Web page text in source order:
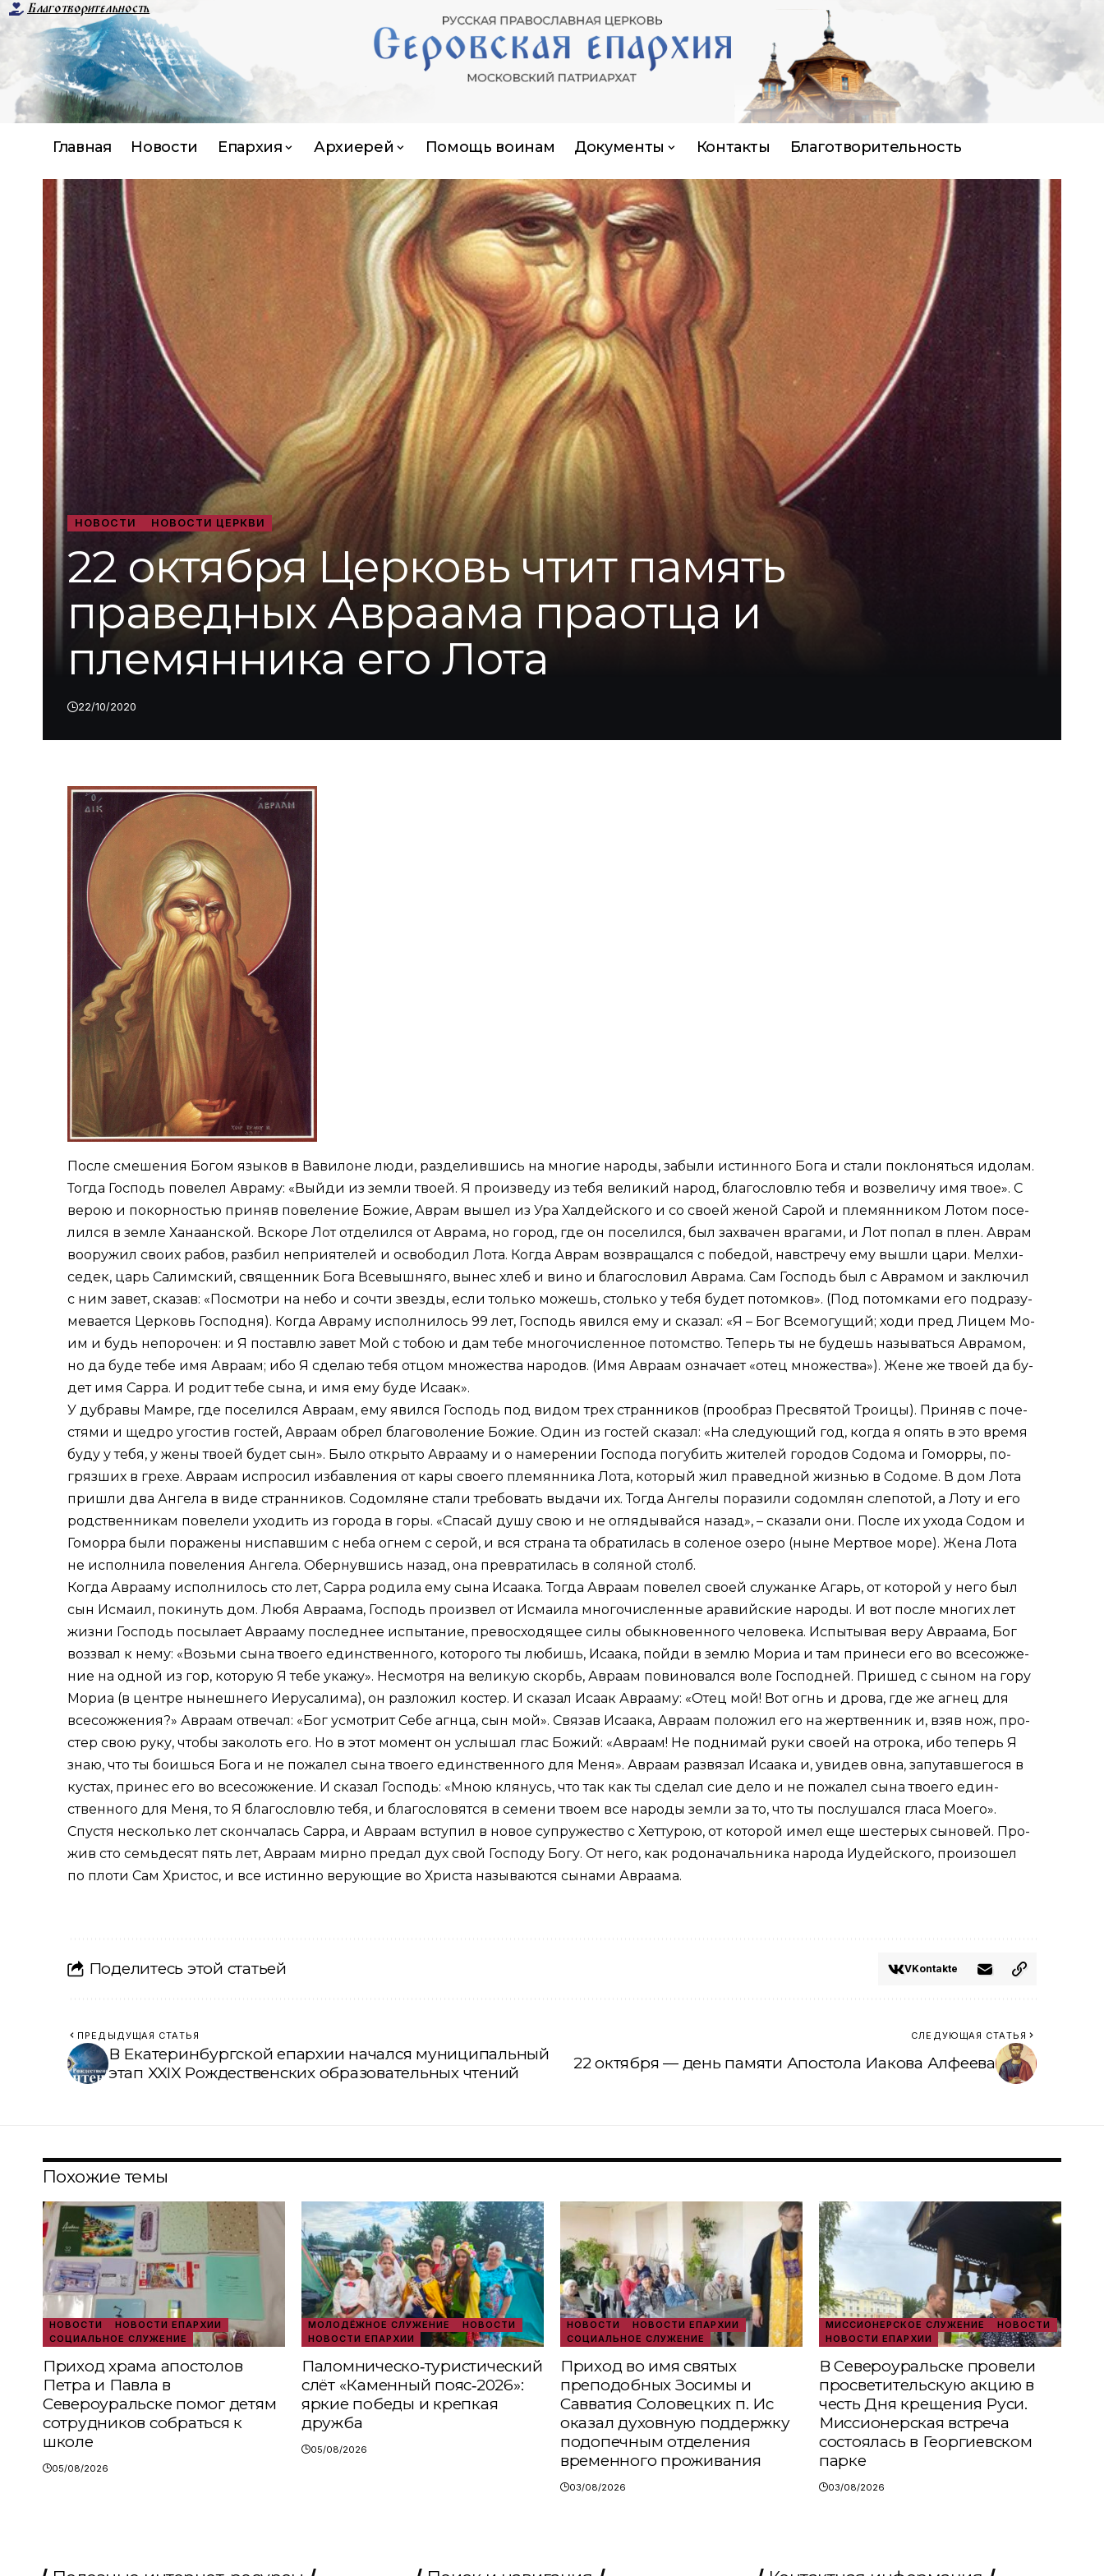
Благотворительность
Главная Новости Епархия Архиерей Помощь воинам Документы Контакты Благотворительность
НОВОСТИ НОВОСТИ ЦЕРКВИ
22 октября Церковь чтит память
праведных Авраама праотца и
племянника его Лота
22/10/2020
По­сле сме­ше­ния Бо­гом язы­ков в Ва­ви­лоне лю­ди, раз­де­лив­шись на мно­гие на­ро­ды, за­бы­ли ис­тин­но­го Бо­га и ста­ли по­кло­нять­ся идо­лам.
То­гда Гос­подь по­ве­лел Ав­ра­му: «Вый­ди из зем­ли тво­ей. Я про­из­ве­ду из те­бя ве­ли­кий на­род, бла­го­слов­лю те­бя и воз­ве­ли­чу имя твое». С
ве­рою и по­кор­но­стью при­няв по­ве­ле­ние Бо­жие, Ав­рам вы­шел из Ура Хал­дей­ско­го и со сво­ей же­ной Са­рой и пле­мян­ни­ком Ло­том по­се­
лил­ся в зем­ле Ха­на­ан­ской. Вско­ре Лот от­де­лил­ся от Ав­ра­ма, но го­род, где он по­се­лил­ся, был за­хва­чен вра­га­ми, и Лот по­пал в плен. Ав­рам
во­ору­жил сво­их ра­бов, раз­бил непри­я­те­лей и осво­бо­дил Ло­та. Ко­гда Ав­рам воз­вра­щал­ся с по­бе­дой, на­встре­чу ему вы­шли ца­ри. Мел­хи­
се­дек, царь Са­лим­ский, свя­щен­ник Бо­га Все­выш­ня­го, вы­нес хлеб и ви­но и бла­го­сло­вил Ав­ра­ма. Сам Гос­подь был с Ав­ра­мом и за­клю­чил
с ним за­вет, ска­зав: «По­смот­ри на небо и со­чти звез­ды, ес­ли толь­ко мо­жешь, столь­ко у те­бя бу­дет по­том­ков». (Под по­том­ка­ми его под­ра­зу­
ме­ва­ет­ся Цер­ковь Гос­под­ня). Ко­гда Ав­ра­му ис­пол­ни­лось 99 лет, Гос­подь явил­ся ему и ска­зал: «Я – Бог Все­мо­гу­щий; хо­ди пред Ли­цем Мо­
им и будь непо­ро­чен: и Я по­став­лю за­вет Мой с то­бою и дам те­бе мно­го­чис­лен­ное потом­ство. Те­перь ты не бу­дешь на­зы­вать­ся Ав­ра­мом,
но да бу­де те­бе имя Ав­ра­ам; ибо Я сде­лаю те­бя от­цом мно­же­ства на­ро­дов. (Имя Ав­ра­ам озна­ча­ет «отец мно­же­ства»). Жене же тво­ей да бу­
дет имя Сар­ра. И ро­дит те­бе сы­на, и имя ему бу­де Иса­ак».
У дуб­ра­вы Ма­м­ре, где по­се­лил­ся Ав­ра­ам, ему явил­ся Гос­подь под ви­дом трех стран­ни­ков (про­об­раз Пре­свя­той Тро­и­цы). При­няв с по­че­
стя­ми и щед­ро уго­стив го­стей, Ав­ра­ам об­рел бла­го­во­ле­ние Бо­жие. Один из го­стей ска­зал: «На сле­ду­ю­щий год, ко­гда я опять в это вре­мя
бу­ду у те­бя, у же­ны тво­ей бу­дет сын». Бы­ло от­кры­то Ав­ра­аму и о на­ме­ре­нии Гос­по­да по­гу­бить жи­те­лей го­ро­дов Со­до­ма и Го­мор­ры, по­
гряз­ших в гре­хе. Ав­ра­ам ис­про­сил из­бав­ле­ния от ка­ры сво­е­го пле­мян­ни­ка Ло­та, ко­то­рый жил пра­вед­ной жиз­нью в Со­до­ме. В дом Ло­та
при­шли два Ан­ге­ла в ви­де стран­ни­ков. Со­дом­ляне ста­ли тре­бо­вать вы­да­чи их. То­гда Ан­ге­лы по­ра­зи­ли со­дом­лян сле­по­той, а Ло­ту и его
род­ствен­ни­кам по­ве­ле­ли ухо­дить из го­ро­да в го­ры. «Спа­сай ду­шу свою и не огля­ды­вай­ся на­зад», – ска­за­ли они. По­сле их ухо­да Со­дом и
Го­мор­ра бы­ли по­ра­же­ны нис­пав­шим с неба ог­нем с се­рой, и вся стра­на та об­ра­ти­лась в со­ле­ное озе­ро (ныне Мерт­вое мо­ре). Же­на Ло­та
не ис­пол­ни­ла по­ве­ле­ния Ан­ге­ла. Обер­нув­шись на­зад, она пре­вра­ти­лась в со­ля­ной столб.
Ко­гда Ав­ра­аму ис­пол­ни­лось сто лет, Сар­ра ро­ди­ла ему сы­на Иса­а­ка. То­гда Ав­ра­ам по­ве­лел сво­ей слу­жан­ке Агарь, от ко­то­рой у него был
сын Ис­ма­ил, по­ки­нуть дом. Лю­бя Ав­ра­ама, Гос­подь про­из­вел от Ис­ма­и­ла мно­го­чис­лен­ные ара­вий­ские на­ро­ды. И вот по­сле мно­гих лет
жиз­ни Гос­подь по­сы­ла­ет Ав­ра­аму по­след­нее ис­пы­та­ние, пре­вос­хо­дя­щее си­лы обык­но­вен­но­го че­ло­ве­ка. Ис­пы­ты­вая ве­ру Ав­ра­ама, Бог
воз­звал к нему: «Возь­ми сы­на тво­е­го един­ствен­но­го, ко­то­ро­го ты лю­бишь, Иса­а­ка, пой­ди в зем­лю Мо­риа и там при­не­си его во все­со­жже­
ние на од­ной из гор, ко­то­рую Я те­бе ука­жу». Несмот­ря на ве­ли­кую скорбь, Ав­ра­ам по­ви­но­вал­ся во­ле Гос­под­ней. При­шед с сы­ном на го­ру
Мо­риа (в цен­тре ны­неш­не­го Иеру­са­ли­ма), он раз­ло­жил ко­стер. И ска­зал Иса­ак Ав­ра­аму: «Отец мой! Вот огнь и дро­ва, где же аг­нец для
все­со­жже­ния?» Ав­ра­ам от­ве­чал: «Бог усмот­рит Се­бе агн­ца, сын мой». Свя­зав Иса­а­ка, Ав­ра­ам по­ло­жил его на жерт­вен­ник и, взяв нож, про­
стер свою ру­ку, чтобы за­ко­лоть его. Но в этот мо­мент он услы­шал глас Бо­жий: «Ав­ра­ам! Не под­ни­май ру­ки сво­ей на от­ро­ка, ибо те­перь Я
знаю, что ты бо­ишь­ся Бо­га и не по­жа­лел сы­на тво­е­го един­ствен­но­го для Ме­ня». Ав­ра­ам раз­вя­зал Иса­а­ка и, уви­дев ов­на, за­пу­тав­шегося в
ку­стах, при­нес его во все­со­жже­ние. И ска­зал Гос­подь: «Мною кля­нусь, что так как ты сде­лал сие де­ло и не по­жа­лел сы­на тво­е­го един­
ствен­но­го для Ме­ня, то Я бла­го­слов­лю те­бя, и бла­го­сло­вят­ся в се­ме­ни тво­ем все на­ро­ды зем­ли за то, что ты по­слу­шал­ся гла­са Мо­е­го».
Спу­стя несколь­ко лет скон­ча­лась Сар­ра, и Ав­ра­ам всту­пил в но­вое су­пру­же­ство с Хет­ту­рою, от ко­то­рой имел еще ше­сте­рых сы­но­вей. Про­
жив сто семь­де­сят пять лет, Ав­ра­ам мир­но пре­дал дух свой Гос­по­ду Бо­гу. От него, как ро­до­на­чаль­ни­ка на­ро­да Иудей­ско­го, про­изо­шел
по пло­ти Сам Хри­стос, и все ис­тин­но ве­ру­ю­щие во Хри­ста на­зы­ва­ют­ся сы­на­ми Ав­ра­ама.
Поделитесь этой статьей VKontakte
ПРЕДЫДУЩАЯ СТАТЬЯ
В Екатеринбургской епархии начался муниципальный
этап XXIX Рождественских образовательных чтений
СЛЕДУЮЩАЯ СТАТЬЯ
22 октября — день памяти Апостола Иакова Алфеева
Похожие темы
НОВОСТИ
НОВОСТИ ЕПАРХИИ
СОЦИАЛЬНОЕ СЛУЖЕНИЕ
Приход храма апостолов
Петра и Павла в
Североуральске помог детям
сотрудников собраться к
школе
05/08/2026
МОЛОДЁЖНОЕ СЛУЖЕНИЕ
НОВОСТИ
НОВОСТИ ЕПАРХИИ
Паломническо‑туристический
слёт «Каменный пояс‑2026»:
яркие победы и крепкая
дружба
05/08/2026
НОВОСТИ
НОВОСТИ ЕПАРХИИ
СОЦИАЛЬНОЕ СЛУЖЕНИЕ
Приход во имя святых
преподобных Зосимы и
Савватия Соловецких п. Ис
оказал духовную поддержку
подопечным отделения
временного проживания
03/08/2026
МИССИОНЕРСКОЕ СЛУЖЕНИЕ
НОВОСТИ
НОВОСТИ ЕПАРХИИ
В Североуральске провели
просветительскую акцию в
честь Дня крещения Руси.
Миссионерская встреча
состоялась в Георгиевском
парке
03/08/2026